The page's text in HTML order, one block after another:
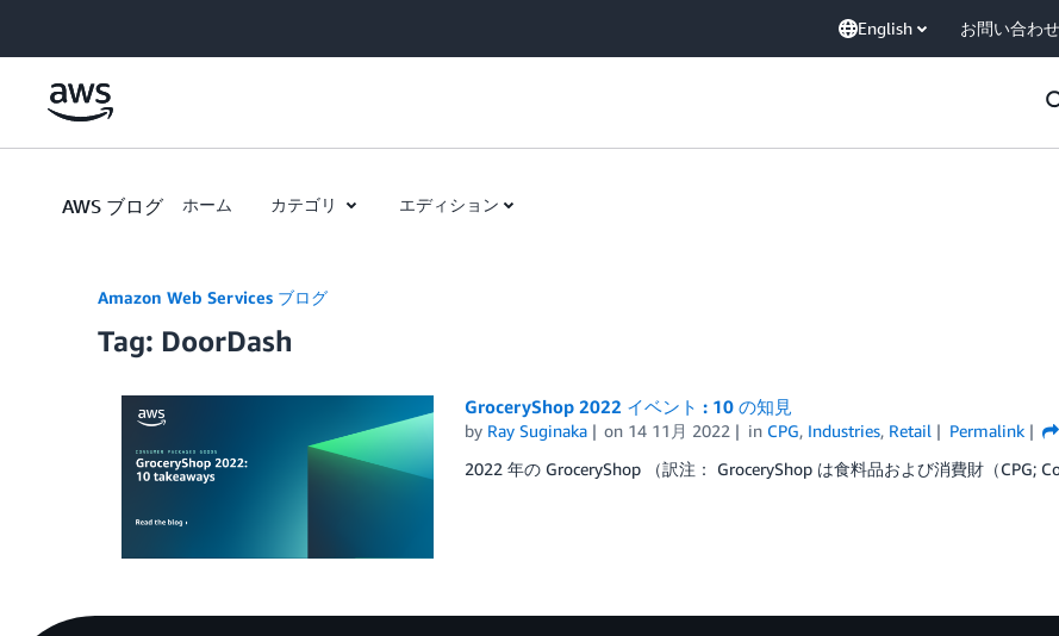
English お問い合わせ
AWS ブログ ホーム カテゴリ エディション
Amazon Web Services ブログ
Tag: DoorDash
GroceryShop 2022 イベント : 10 の知見
by Ray Suginaka on 14 11月 2022 in CPG, Industries, Retail Permalink
2022 年の GroceryShop （訳注： GroceryShop は食料品および消費財（CPG;